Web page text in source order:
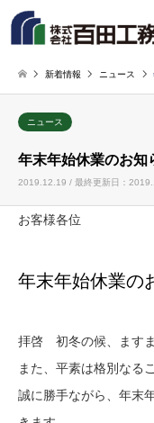
新着情報 ニュース
ニュース
年末年始休業のお知
2019.12.19 / 最終更新日：
お客様各位
年末年始休業の
拝啓 初冬の候、ますま
また、平素は格別なる
誠に勝手ながら、年末